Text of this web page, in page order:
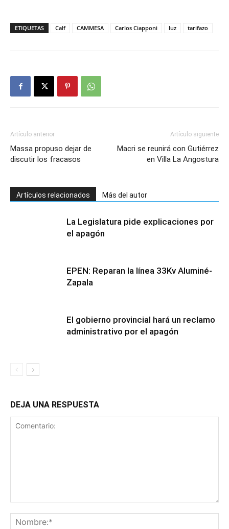
ETIQUETAS Calf CAMMESA Carlos Ciapponi luz tarifazo
Artículo anterior
Massa propuso dejar de
discutir los fracasos
Artículo siguiente
Macri se reunirá con Gutiérrez
en Villa La Angostura
Artículos relacionados Más del autor
La Legislatura pide explicaciones por
el apagón
EPEN: Reparan la línea 33Kv Aluminé-
Zapala
El gobierno provincial hará un reclamo
administrativo por el apagón
DEJA UNA RESPUESTA